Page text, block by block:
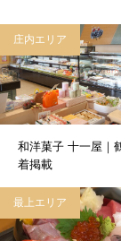
庄内エリア
和洋菓子 十一屋
着掲載
最上エリア